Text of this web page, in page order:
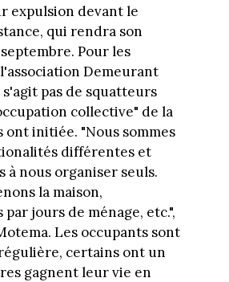
expulsion devant le
qui rendra son
Pour les
Demeurant
pas de squatteurs
collective" de la
ont initiée. "Nous sommes
différentes et
à nous organiser seuls.
la maison,
jours de ménage, etc.",
Les occupants sont
certains ont un
gagnent leur vie en